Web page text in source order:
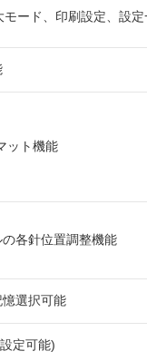
ード、印刷設定、設
ット機能
各針位置調整機能
選択可能
定可能)